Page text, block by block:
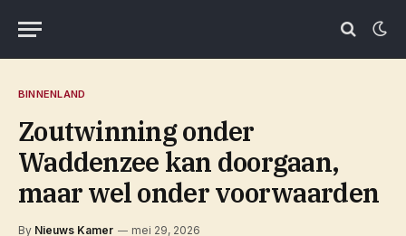
BINNENLAND
Zoutwinning onder
Waddenzee kan doorgaan,
maar wel onder voorwaarden
By Nieuws Kamer mei 29, 2026